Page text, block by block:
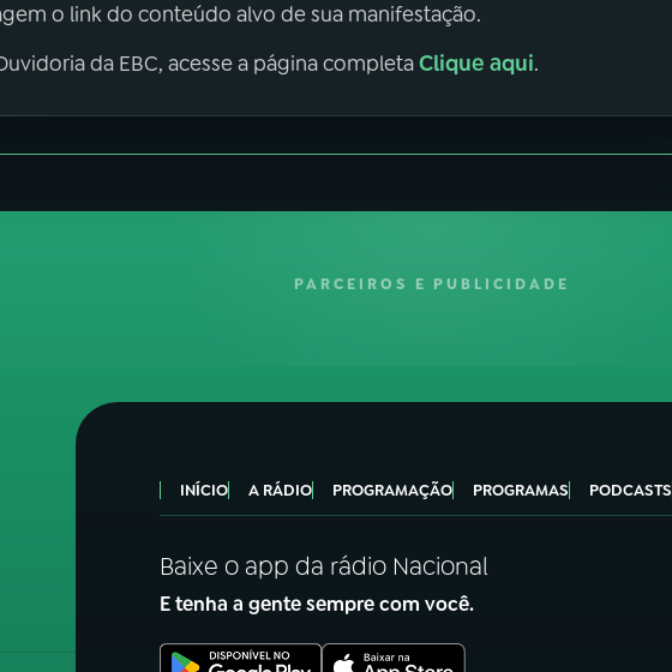
o link do conteúdo alvo de sua manifestação.
da EBC, acesse a página completaClique aqui.
PARCEIROS E PUBLICIDADE
INÍCIO A RÁDIO PROGRAMAÇÃO PROGRAMAS PODCASTS
Baixe o app da rádio Nacional
E tenha a gente sempre com você.